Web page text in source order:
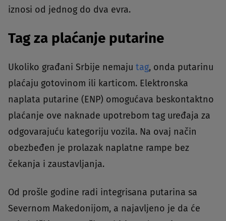
iznosi od jednog do dva evra.
Tag za plaćanje putarine
Ukoliko građani Srbije nemaju tag, onda putarinu
plaćaju gotovinom ili karticom. Elektronska
naplata putarine (ENP) omogućava beskontaktno
plaćanje ove naknade upotrebom tag uređaja za
odgovarajuću kategoriju vozila. Na ovaj način
obezbeđen je prolazak naplatne rampe bez
čekanja i zaustavljanja.
Od prošle godine radi integrisana putarina sa
Severnom Makedonijom, a najavljeno je da će